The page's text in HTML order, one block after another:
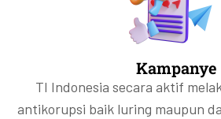
Kampanye
TI Indonesia secara aktif
antikorupsi baik luring maupun